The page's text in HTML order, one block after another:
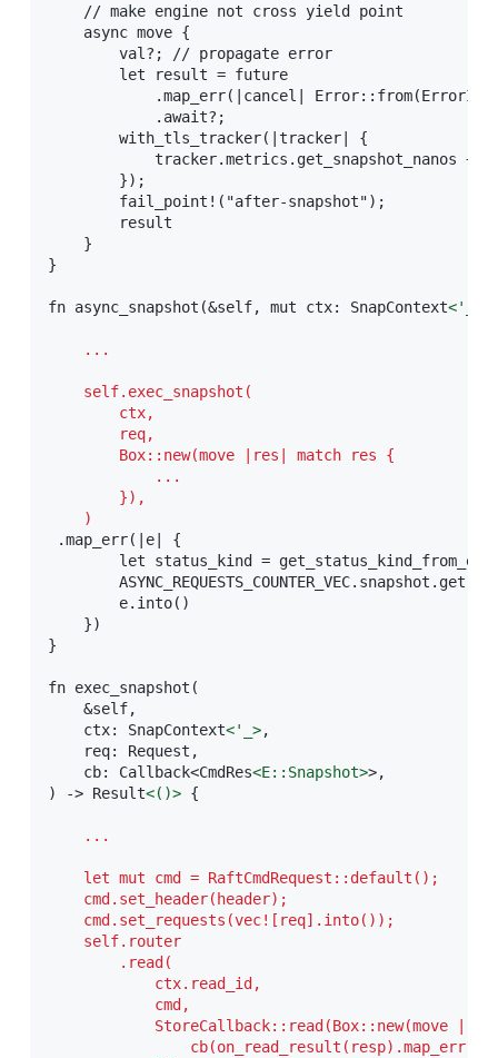
    // make engine not cross yield point
    async move {
        val?; // propagate error
        let result = future
.map_err(|cancel|
            .await?;
        with_tls_tracker(|tracker| {
tracker.metrics.get_snapshot_nanos +=
        });
        fail_point!("after-snapshot");
        result
    }
}
fn async_snapshot(&self, mut ctx: SnapContext<'_
    ...
    self.exec_snapshot(
        ctx,
        req,
        Box::new(move |res| match res {
            ...
        }),
    )
.map_err(|e| {
let status_kind =
        e.into()
    })
}
fn exec_snapshot(
    &self,
    ctx: SnapContext
<'_ >,
    req: Request,
    cb: Callback<CmdRes
<E: :Snapshot>>,
) -> Result<()> {
    ...
    let mut cmd = RaftCmdRequest::default();
    cmd.set_header(header);
    cmd.set_requests(vec![req].into());
    self.router
        .read(
            ctx.read_id,
            cmd,
StoreCallback::read(Box::new(move